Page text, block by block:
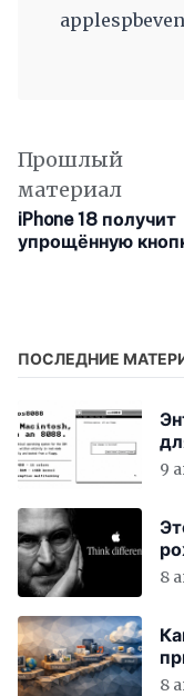
Прошлый
материал
iPhone 18 получит
упрощённую
ПОСЛЕДНИЕ
9
8
8